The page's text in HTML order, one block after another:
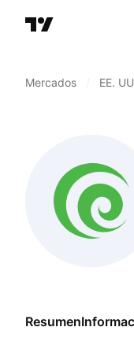
Mercados EE.
Resumen